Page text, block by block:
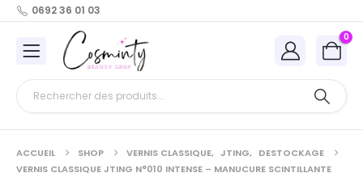
0692 36 01 03
0
ACCUEIL SHOP VERNIS CLASSIQUE, JTING, DESTOCKAGE
VERNIS CLASSIQUE JTING N°010 INTENSE – MANUCURE SCINTILLANTE